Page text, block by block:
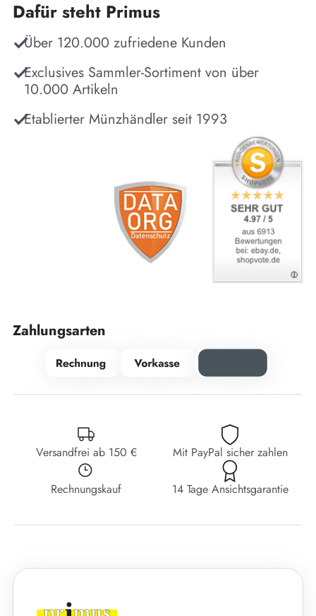
Dafür steht Primus
Über 120.000 zufriedene Kunden
Exclusives Sammler-Sortiment von über
10.000 Artikeln
Etablierter Münzhändler seit 1993
Zahlungsarten
Versandfrei ab 150 € Mit PayPal sicher zahlen
Rechnungskauf 14 Tage Ansichtsgarantie